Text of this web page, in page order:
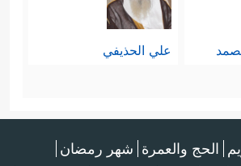
علي الحذيفي
الحج والعمرة شهر رمضان